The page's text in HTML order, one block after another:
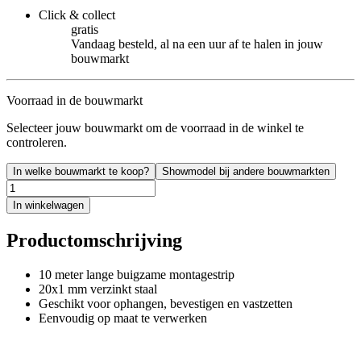
Click & collect
gratis
Vandaag besteld, al na een uur af te halen in jouw
bouwmarkt
Voorraad in de bouwmarkt
Selecteer jouw bouwmarkt om de voorraad in de winkel te
controleren.
In welke bouwmarkt te koop? Showmodel bij andere bouwmarkten
In winkelwagen
Productomschrijving
10 meter lange buigzame montagestrip
20x1 mm verzinkt staal
Geschikt voor ophangen, bevestigen en vastzetten
Eenvoudig op maat te verwerken